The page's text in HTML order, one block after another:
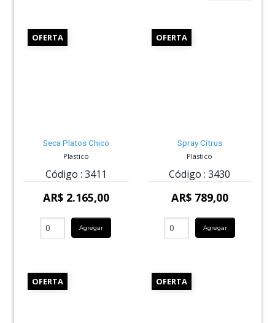
OFERTA
Seca Platos Chico
Plastico
Código : 3411
AR$ 2.165,00
Agregar
OFERTA
Spray Citrus
Plastico
Código : 3430
AR$ 789,00
Agregar
OFERTA OFERTA